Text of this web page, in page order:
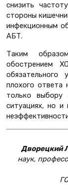
снизить
стороны
инфекционным
АБТ.
Таким
обострением
обязательного
плохого
только выбору
ситуациях, но и
Дворецкий
наук,